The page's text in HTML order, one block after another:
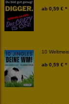
ab 0,59 € *
10
ab 0,59 € *